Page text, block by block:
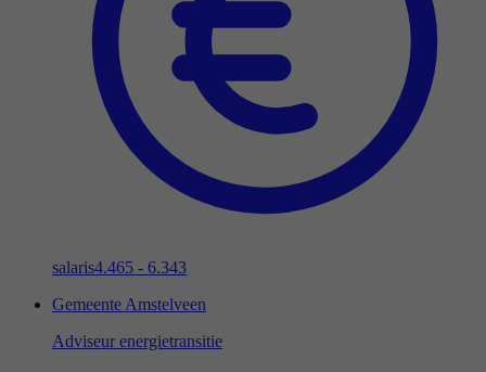
salaris4.465 - 6.343
Gemeente Amstelveen
Adviseur energietransitie